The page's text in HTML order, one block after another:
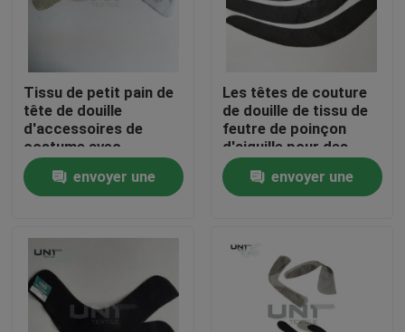
Produits
À propos de nous
Tissu de petit pain de
tête de douille
d'accessoires de
costume avec
l'interlignage de
cheveuxenvoyer une
Les têtes de couture
de douille de tissu de
feutre de poinçon
d'aiguille pour des
dames portent la
couleur noireenvoyer une